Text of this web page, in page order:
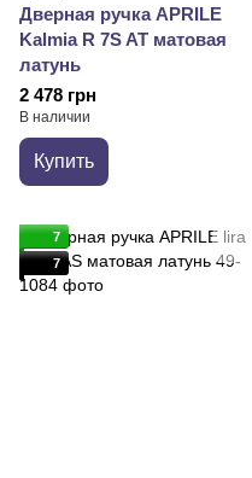
Дверная ручка APRILE
Kalmia R 7S AT матовая
латунь
2 478 грн
В наличии
Купить
7
7